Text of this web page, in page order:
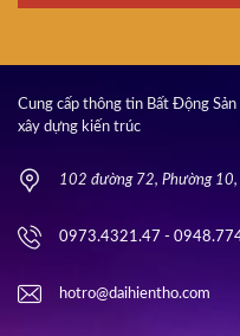
Cung cấp thông tin Bất Động
xây dựng kiến trúc
102 đường 72, Phường 10,
0973.4321.47 -
hotro@daihientho.com